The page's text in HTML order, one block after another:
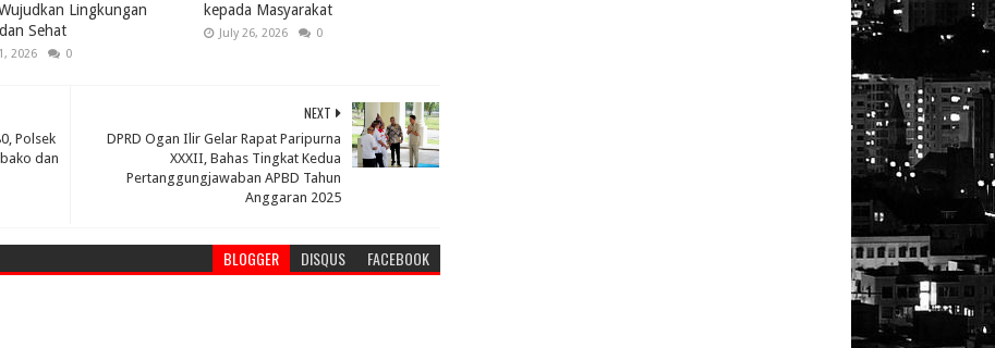
Lingkungan
Sehat
2026 0
kepada Masyarakat
July 26, 2026 0
NEXT
DPRD Ogan Ilir Gelar Rapat Paripurna
XXXII, Bahas Tingkat Kedua
Pertanggungjawaban APBD Tahun
Anggaran 2025
Polsek
dan
BLOGGER DISQUS FACEBOOK